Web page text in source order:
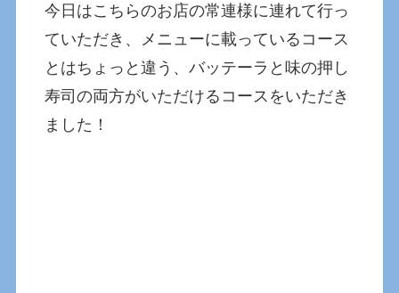
今日はこちらのお店の常連様に連れて行っ
ていただき、メニューに載っているコース
とはちょっと違う、バッテーラと味の押し
寿司の両方がいただけるコースをいただき
ました！